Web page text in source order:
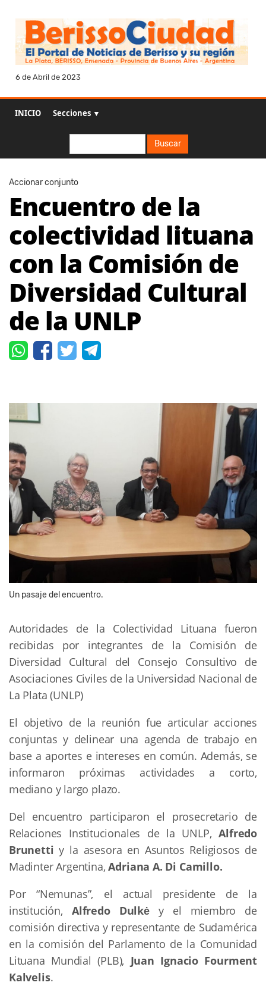
6 de Abril de 2023
INICIO Secciones ▼
Buscar
Accionar conjunto
Encuentro de la
colectividad lituana
con la Comisión de
Diversidad Cultural
de la UNLP
Un pasaje del encuentro.
Autoridades de la Colectividad Lituana fueron
recibidas por integrantes de la Comisión de
Diversidad Cultural del Consejo Consultivo de
Asociaciones Civiles de la Universidad Nacional de
La Plata (UNLP)
El objetivo de la reunión fue articular acciones
conjuntas y delinear una agenda de trabajo en
base a aportes e intereses en común. Además, se
informaron próximas actividades a corto,
mediano y largo plazo.
Del encuentro participaron el prosecretario de
Relaciones Institucionales de la UNLP,Alfredo
Brunetti y la asesora en Asuntos Religiosos de
Madinter Argentina,Adriana A. Di Camillo.
Por “Nemunas”, el actual presidente de la
institución, Alfredo Dulkėy el miembro de
comisión directiva y representante de Sudamérica
en la comisión del Parlamento de la Comunidad
Lituana Mundial (PLB), Juan Ignacio Fourment
Kalvelis.